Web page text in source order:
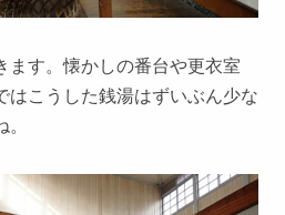
ます。懐かしの番台や更衣室
はこうした銭湯はずいぶん少な